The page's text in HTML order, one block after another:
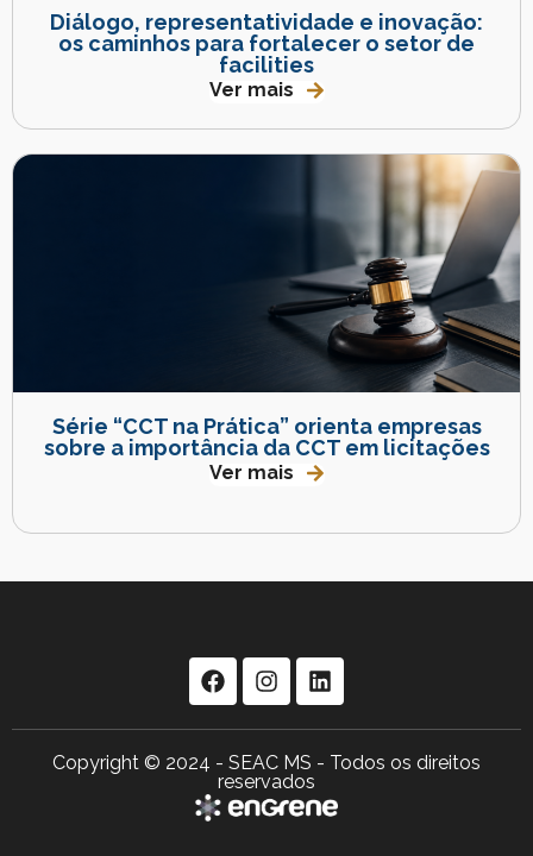
Diálogo, representatividade e inovação:
os caminhos para fortalecer o setor de
facilities
Ver mais
Série “CCT na Prática” orienta empresas
sobre a importância da CCT em licitações
Ver mais
Copyright © 2024 - SEAC MS - Todos os direitos
reservados